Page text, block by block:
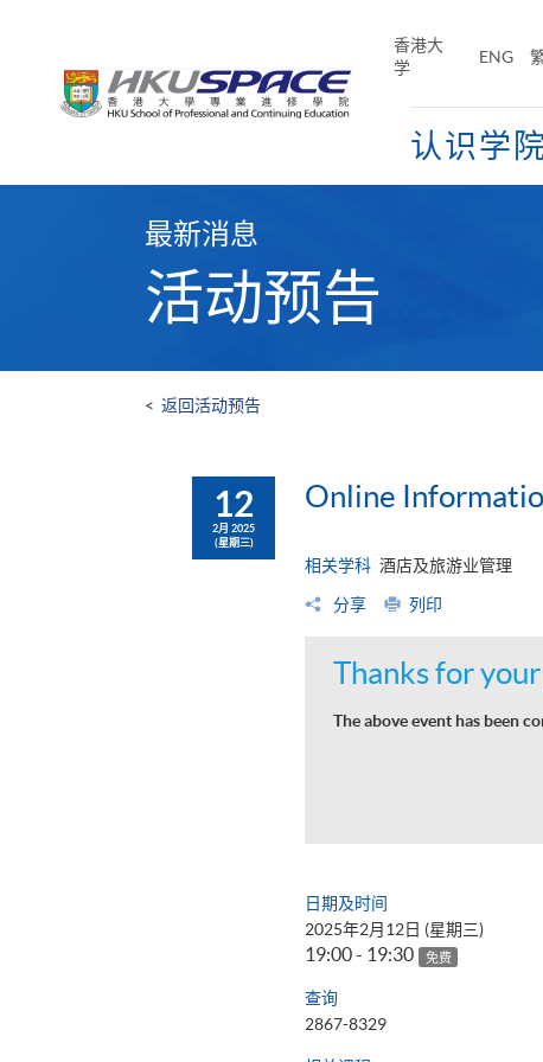
香港大
学
ENG
认识学院
最新消息
活动预告
< 返回活动预告
12
2月 2025
(星期三)
Online
相关学科 酒店及旅游业管理
分享 列印
Thanks for
The above event has been
日期及时间
2025年2月12日 (星期三)
19:00 - 19:30 免费
查询
2867-8329